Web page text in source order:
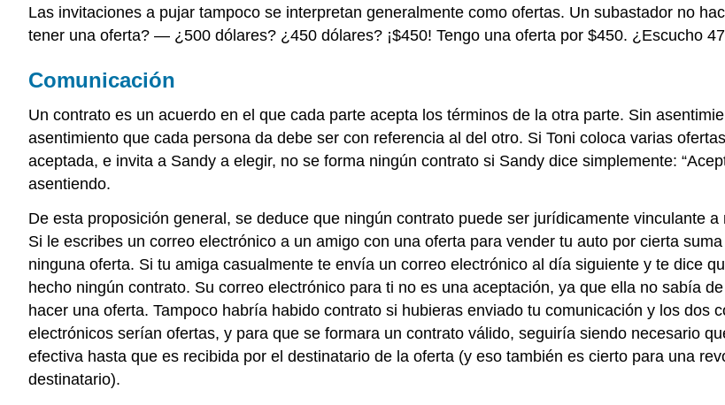
Las invitaciones a pujar tampoco se interpretan generalmente como ofertas. Un subastador no
tener una oferta? — ¿500 dólares? ¿450 dólares? ¡$450! Tengo una oferta por $450. ¿Escucho
Comunicación
Un contrato es un acuerdo en el que cada parte acepta los términos de la otra parte. Sin
asentimiento que cada persona da debe ser con referencia al del otro. Si Toni coloca varias
aceptada, e invita a Sandy a elegir, no se forma ningún contrato si Sandy dice simplemente:
asentiendo.
De esta proposición general, se deduce que ningún contrato puede ser jurídicamente vinculante
Si le escribes un correo electrónico a un amigo con una oferta para vender tu auto por cierta
ninguna oferta. Si tu amiga casualmente te envía un correo electrónico al día siguiente y te dice
hecho ningún contrato. Su correo electrónico para ti no es una aceptación, ya que ella no sabía
hacer una oferta. Tampoco habría habido contrato si hubieras enviado tu comunicación y los dos
electrónicos serían ofertas, y para que se formara un contrato válido, seguiría siendo necesario
efectiva hasta que es recibida por el destinatario de la oferta (y eso también es cierto para una
destinatario).